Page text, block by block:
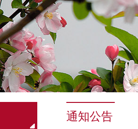
通知公告